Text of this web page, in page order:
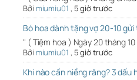
Bởi miumiu01 , 5 giờ trước
Bó hoa dành tặng vợ 20-10
" ( Tiệm hoa ) Ngày 20 tháng
Bởi miumiu01 , 5 giờ trước
Khi nào cần niềng răng? 3 dấu